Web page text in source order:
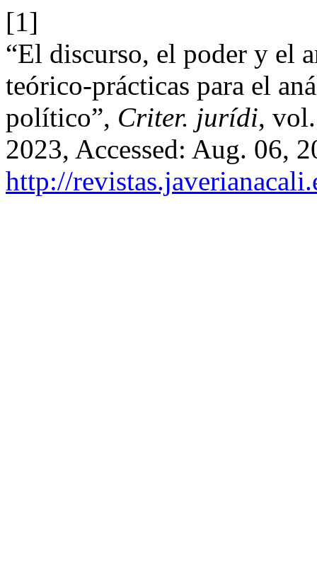
[1]
“El discurso, el poder y el
teórico-prácticas para el
político”, Criter. jurídi,
2023, Accessed: Aug. 06,
http://